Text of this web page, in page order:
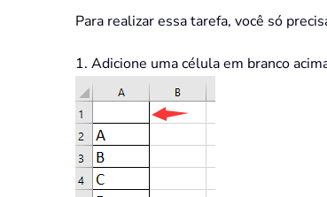
Para realizar essa tarefa, você só
1. Adicione uma célula em branco